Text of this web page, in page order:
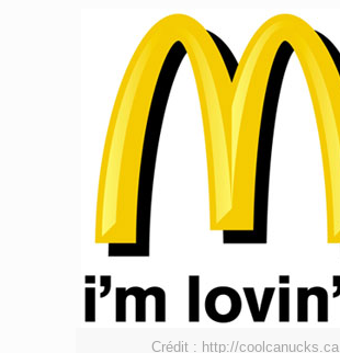
Crédit : http://coolcanucks.ca